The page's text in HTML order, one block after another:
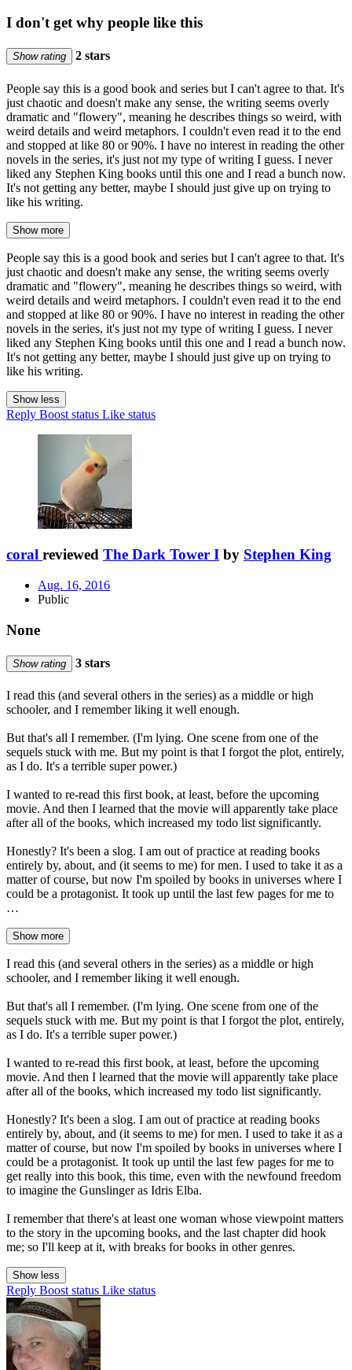
I don't get why people like this
Show rating 2 stars
People say this is a good book and series but I can't agree to that. It's
just chaotic and doesn't make any sense, the writing seems overly
dramatic and "flowery", meaning he describes things so weird, with
weird details and weird metaphors. I couldn't even read it to the end
and stopped at like 80 or 90%. I have no interest in reading the other
novels in the series, it's just not my type of writing I guess. I never
liked any Stephen King books until this one and I read a bunch now.
It's not getting any better, maybe I should just give up on trying to
like his writing.
Show more
People say this is a good book and series but I can't agree to that. It's
just chaotic and doesn't make any sense, the writing seems overly
dramatic and "flowery", meaning he describes things so weird, with
weird details and weird metaphors. I couldn't even read it to the end
and stopped at like 80 or 90%. I have no interest in reading the other
novels in the series, it's just not my type of writing I guess. I never
liked any Stephen King books until this one and I read a bunch now.
It's not getting any better, maybe I should just give up on trying to
like his writing.
Show less
Reply Boost status Like status
coral reviewed The Dark Tower I by Stephen King
Aug. 16, 2016
Public
None
Show rating 3 stars
I read this (and several others in the series) as a middle or high
schooler, and I remember liking it well enough.
But that's all I remember. (I'm lying. One scene from one of the
sequels stuck with me. But my point is that I forgot the plot, entirely,
as I do. It's a terrible super power.)
I wanted to re-read this first book, at least, before the upcoming
movie. And then I learned that the movie will apparently take place
after all of the books, which increased my todo list significantly.
Honestly? It's been a slog. I am out of practice at reading books
entirely by, about, and (it seems to me) for men. I used to take it as a
matter of course, but now I'm spoiled by books in universes where I
could be a protagonist. It took up until the last few pages for me to
…
Show more
I read this (and several others in the series) as a middle or high
schooler, and I remember liking it well enough.
But that's all I remember. (I'm lying. One scene from one of the
sequels stuck with me. But my point is that I forgot the plot, entirely,
as I do. It's a terrible super power.)
I wanted to re-read this first book, at least, before the upcoming
movie. And then I learned that the movie will apparently take place
after all of the books, which increased my todo list significantly.
Honestly? It's been a slog. I am out of practice at reading books
entirely by, about, and (it seems to me) for men. I used to take it as a
matter of course, but now I'm spoiled by books in universes where I
could be a protagonist. It took up until the last few pages for me to
get really into this book, this time, even with the newfound freedom
to imagine the Gunslinger as Idris Elba.
I remember that there's at least one woman whose viewpoint matters
to the story in the upcoming books, and the last chapter did hook
me; so I'll keep at it, with breaks for books in other genres.
Show less
Reply Boost status Like status